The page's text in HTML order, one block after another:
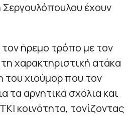
Σεργουλόπουλου έχουν
ήρεμο τρόπο με τον
χαρακτηριστική ατάκα
του χιούμορ που τον
τα αρνητικά σχόλια και
κοινότητα, τονίζοντας